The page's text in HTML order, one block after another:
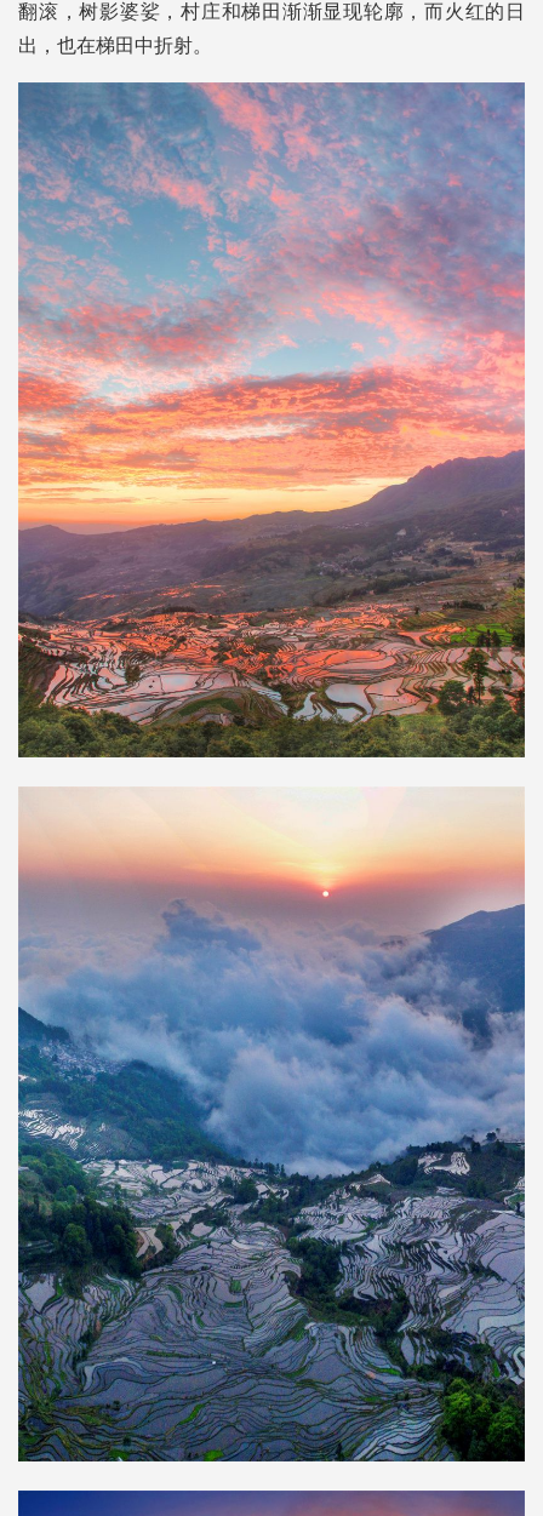
翻滚，树影婆娑，村庄和梯田渐渐显现轮廓，而火红的日
出，也在梯田中折射。